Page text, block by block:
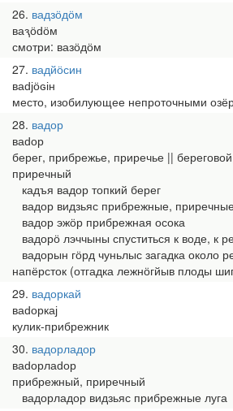
26 вадзӧдӧм
ваԇӧԁӧм
смотри: вазӧдӧм
27 вадйӧсин
ваԁјӧԍін
место, изобилующее непроточными
28 вадор
ваԁор
берег, прибрежье, приречье ||
приречный
кадъя вадор топкий берег
вадор видзьяс прибрежные,
вадор эжӧр прибрежная осока
вадорӧ лэччыны спуститься к воде, к
вадорын гӧрд чуньлыс загадка около
напёрсток (отгадка лежнӧгйыв плоды
29 вадоркай
ваԁоркај
кулик-прибрежник
30 вадорладор
ваԁорлаԁор
прибрежный, приречный
вадорладор видзьяс прибрежные луга